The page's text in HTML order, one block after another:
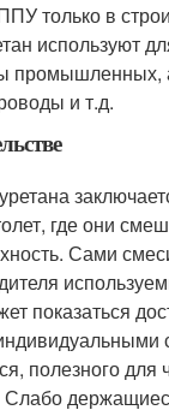
только в
используют
и т.д.
где они
Сами
показаться
полезного
Слабо